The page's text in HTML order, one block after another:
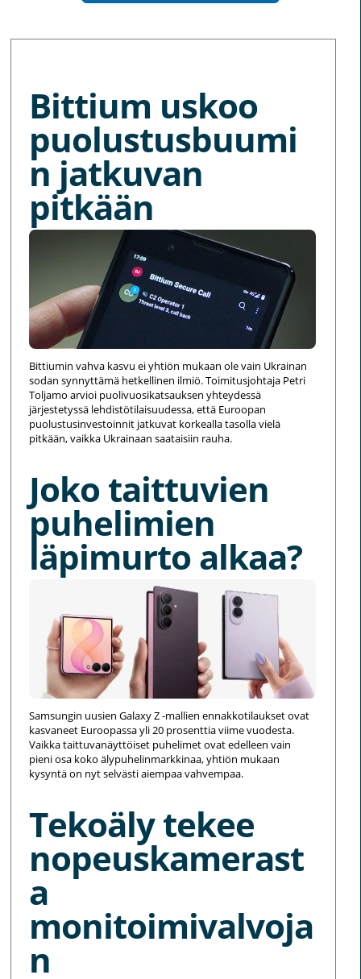
Bittium uskoo
puolustusbuumi
n jatkuvan
pitkään
Bittiumin vahva kasvu ei yhtiön mukaan ole vain Ukrainan
sodan synnyttämä hetkellinen ilmiö. Toimitusjohtaja Petri
Toljamo arvioi puolivuosikatsauksen yhteydessä
järjestetyssä lehdistötilaisuudessa, että Euroopan
puolustusinvestoinnit jatkuvat korkealla tasolla vielä
pitkään, vaikka Ukrainaan saataisiin rauha.
Joko taittuvien
puhelimien
läpimurto alkaa?
Samsungin uusien Galaxy Z -mallien ennakkotilaukset ovat
kasvaneet Euroopassa yli 20 prosenttia viime vuodesta.
Vaikka taittuvanäyttöiset puhelimet ovat edelleen vain
pieni osa koko älypuhelinmarkkinaa, yhtiön mukaan
kysyntä on nyt selvästi aiempaa vahvempaa.
Tekoäly tekee
nopeuskamerast
a
monitoimivalvoja
n